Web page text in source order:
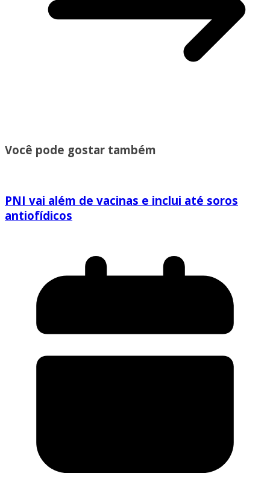
Você pode gostar também
PNI vai além de vacinas e inclui até soros
antiofídicos